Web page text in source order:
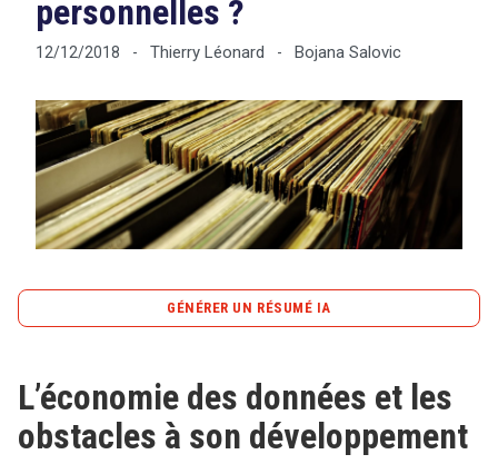
Tout sur le droit de l'innovation
Rechercher
CONTACT
personnelles ?
12/12/2018 - Thierry Léonard - Bojana Salovic
GÉNÉRER UN RÉSUMÉ IA
L’économie des données est devenue le moteur de
l’innovation, plaçant les données au cœur des systèmes
économiques modernes. Avec la montée de
L’économie des données et les
obstacles à son développement